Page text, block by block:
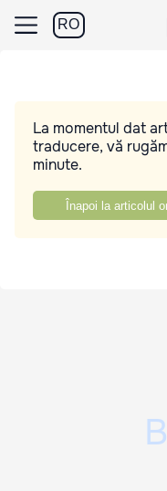
RO
La momentul dat
traducere, vă
minute.
Înapoi la articolul